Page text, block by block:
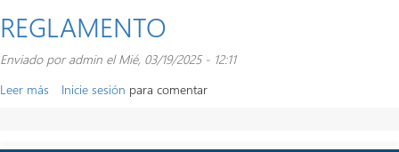
INVERSIÓN
REGLAMENTO
Enviado poradmin el Mié, 03/19/2025 - 12:11
Leer más sobre
Inicie sesión para comentar